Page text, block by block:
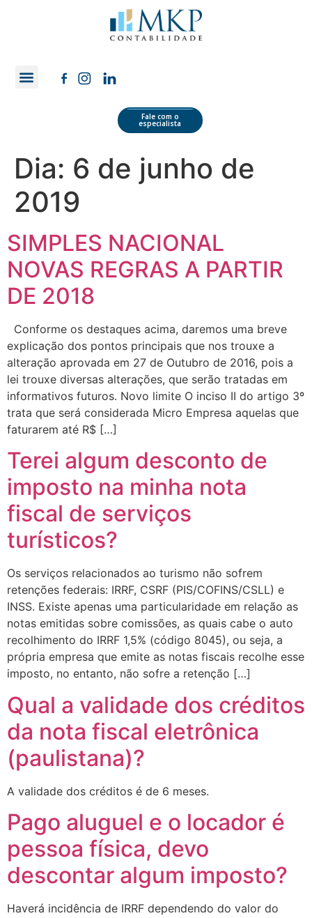
Fale com o
especialista
Dia: 6 de junho de
2019
SIMPLES NACIONAL
NOVAS REGRAS A PARTIR
DE 2018
Conforme os destaques acima, daremos uma breve
explicação dos pontos principais que nos trouxe a
alteração aprovada em 27 de Outubro de 2016, pois a
lei trouxe diversas alterações, que serão tratadas em
informativos futuros. Novo limite O inciso II do artigo 3º
trata que será considerada Micro Empresa aquelas que
faturarem até R$ […]
Terei algum desconto de
imposto na minha nota
fiscal de serviços
turísticos?
Os serviços relacionados ao turismo não sofrem
retenções federais: IRRF, CSRF (PIS/COFINS/CSLL) e
INSS. Existe apenas uma particularidade em relação as
notas emitidas sobre comissões, as quais cabe o auto
recolhimento do IRRF 1,5% (código 8045), ou seja, a
própria empresa que emite as notas fiscais recolhe esse
imposto, no entanto, não sofre a retenção […]
Qual a validade dos créditos
da nota fiscal eletrônica
(paulistana)?
A validade dos créditos é de 6 meses.
Pago aluguel e o locador é
pessoa física, devo
descontar algum imposto?
Haverá incidência de IRRF dependendo do valor do